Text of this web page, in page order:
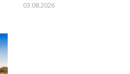
03.08.2026